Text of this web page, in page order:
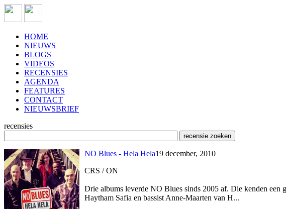
HOME
NIEUWS
BLOGS
VIDEOS
RECENSIES
AGENDA
FEATURES
CONTACT
NIEUWSBRIEF
recensies
NO Blues - Hela Hela19 december, 2010
CRS / ON
Drie albums leverde NO Blues sinds 2005 af. Die kenden
Haytham Safia en bassist Anne-Maarten van H...